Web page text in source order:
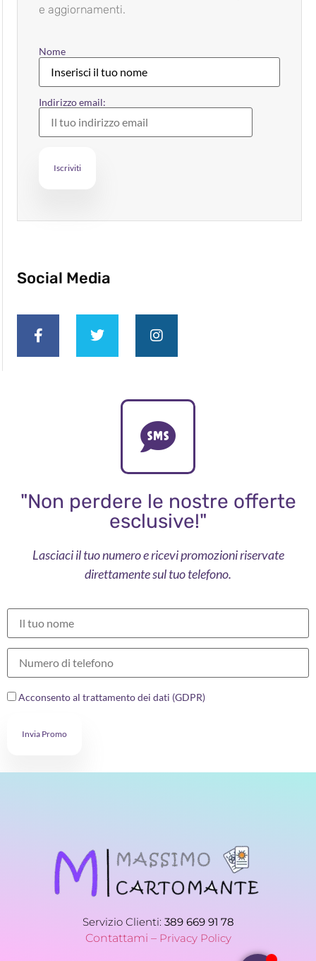
e aggiornamenti.
Nome
Indirizzo email:
Social Media
"Non perdere le nostre offerte
esclusive!"
Lasciaci il tuo numero e ricevi promozioni riservate
direttamente sul tuo telefono.
Acconsento al trattamento dei dati (GDPR)
Invia Promo
Servizio Clienti: 389 669 91 78
Contattami – Privacy Policy